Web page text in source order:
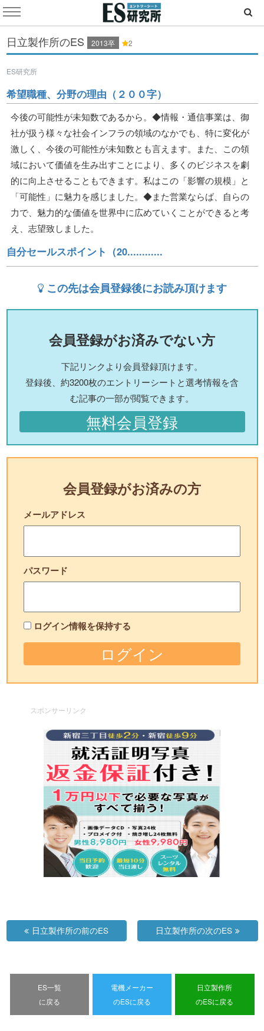
日立製作所のES 2013卒 2
ES研究所
希望職種、分野の理由（２００字）
今後の可能性が未知数であるから。◆情報・通信事業は、御
社が扱う様々な社会インフラの領域のなかでも、特に変化が
激しく、今後の可能性が未知数とも言えます。また、この領
域において価値を生み出すことにより、多くのビジネスを劇
的に向上させることもできます。私はこの「影響の規模」と
「可能性」に魅力を感じました。◆また営業ならば、自らの
力で、魅力的な価値を世界中に広めていくことができると考
え、志望致しました。
自分セールスポイント（20............
この先は会員登録後にお読み頂けます
会員登録がお済みでない方
下記リンクより会員登録頂けます。
登録後、約3200枚のエントリーシートと選考情報を含
む記事の一部が閲覧できます。
無料会員登録
会員登録がお済みの方
メールアドレス
パスワード
ログイン情報を保持する
スポンサーリンク
日立製作所の前のES 日立製作所の次のES
ES一覧
に戻る
電機メーカー
のESに戻る
日立製作所
のESに戻る